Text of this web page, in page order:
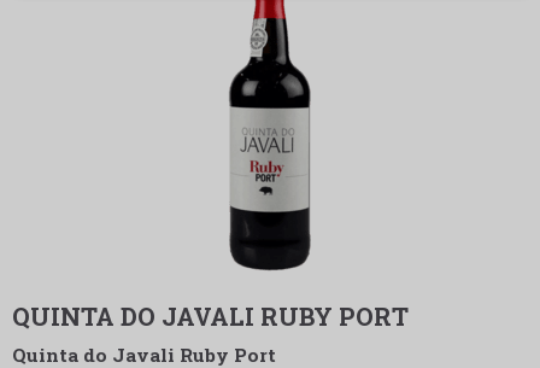
QUINTA DO JAVALI RUBY PORT
Quinta do Javali Ruby Port